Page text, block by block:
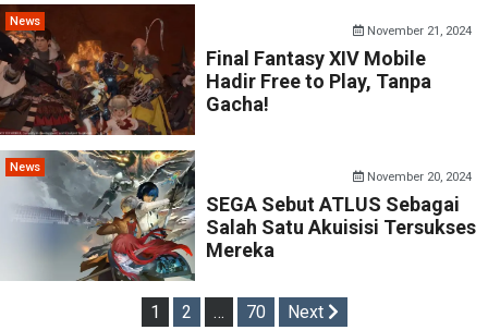
News
November 21, 2024
Final Fantasy XIV Mobile
Hadir Free to Play, Tanpa
Gacha!
News
November 20, 2024
SEGA Sebut ATLUS Sebagai
Salah Satu Akuisisi Tersukses
Mereka
Posts
1 2 … 70 Next